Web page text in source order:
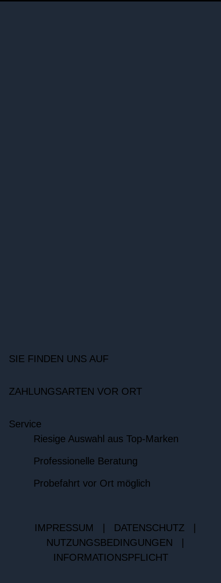
SIE FINDEN UNS AUF
ZAHLUNGSARTEN VOR ORT
Service
Riesige Auswahl aus Top-Marken
Professionelle Beratung
Probefahrt vor Ort möglich
IMPRESSUM DATENSCHUTZ
NUTZUNGSBEDINGUNGEN
INFORMATIONSPFLICHT